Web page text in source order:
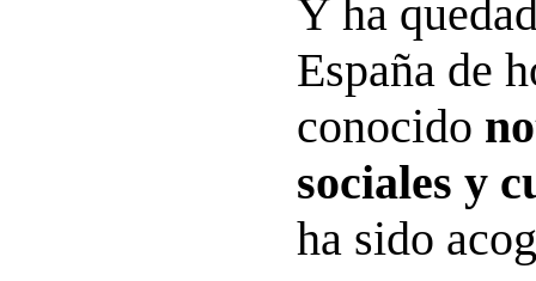
Y ha
España de
conocido
sociales y
ha sido